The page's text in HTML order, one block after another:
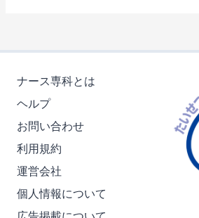
ナース専科とは
ヘルプ
お問い合わせ
利用規約
運営会社
個人情報について